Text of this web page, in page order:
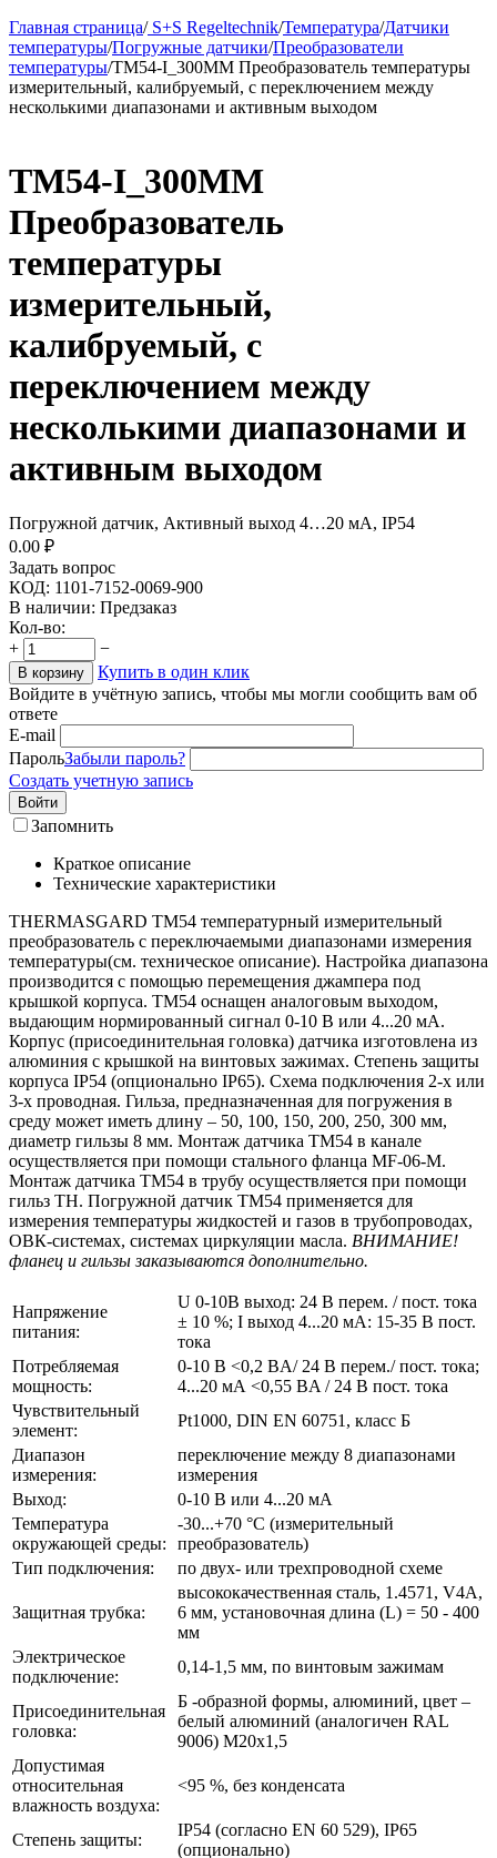
Главная страница/S+S Regeltechnik/Температура/Датчики
температуры/Погружные датчики/Преобразователи
температуры/TM54-I_300MM Преобразователь температуры
измерительный, калибруемый, с переключением между
несколькими диапазонами и активным выходом
TM54-I_300MM
Преобразователь
температуры
измерительный,
калибруемый, с
переключением между
несколькими диапазонами и
активным выходом
Погружной датчик, Активный выход 4…20 мА, IP54
0.00 ₽
Задать вопрос
КОД: 1101-7152-0069-900
В наличии: Предзаказ
Кол-во:
+
−
В корзину
Купить в один клик
Войдите в учётную запись, чтобы мы могли сообщить вам об
ответе
E-mail
ПарольЗабыли пароль?
Создать учетную запись
Войти
Запомнить
Краткое описание
Технические характеристики
THERMASGARD TM54 температурный измерительный
преобразователь с переключаемыми диапазонами измерения
температуры(см. техническое описание). Настройка диапазона
производится с помощью перемещения джампера под
крышкой корпуса. TM54 оснащен аналоговым выходом,
выдающим нормированный сигнал 0-10 В или 4...20 мА.
Корпус (присоединительная головка) датчика изготовлена из
алюминия с крышкой на винтовых зажимах. Степень защиты
корпуса IP54 (опционально IP65). Схема подключения 2-х или
3-х проводная. Гильза, предназначенная для погружения в
среду может иметь длину – 50, 100, 150, 200, 250, 300 мм,
диаметр гильзы 8 мм. Монтаж датчика TM54 в канале
осуществляется при помощи стального фланца MF-06-M.
Монтаж датчика TM54 в трубу осуществляется при помощи
гильз TH. Погружной датчик TM54 применяется для
измерения температуры жидкостей и газов в трубопроводах,
ОВК-системах, системах циркуляции масла. ВНИМАНИЕ!
фланец и гильзы заказываются дополнительно.
Напряжение
питания:
U 0-10В выход: 24 В перем. / пост. тока
± 10 %; I выход 4...20 мА: 15-35 В пост.
тока
Потребляемая
мощность:
0-10 В <0,2 ВA/ 24 В перем./ пост. тока;
4...20 мА <0,55 ВA / 24 В пост. тока
Чувствительный
элемент:
Pt1000, DIN EN 60751, класс Б
Диапазон
измерения:
переключение между 8 диапазонами
измерения
Выход:
0-10 В или 4...20 мА
Температура
окружающей среды:
-30...+70 °C (измерительный
преобразователь)
Тип подключения:
по двух- или трехпроводной схеме
Защитная трубка:
высококачественная сталь, 1.4571, V4A,
6 мм, установочная длина (L) = 50 - 400
мм
Электрическое
подключение:
0,14-1,5 мм, по винтовым зажимам
Присоединительная
головка:
Б -образной формы, алюминий, цвет –
белый алюминий (аналогичен RAL
9006) М20x1,5
Допустимая
относительная
влажность воздуха:
<95 %, без конденсата
Степень защиты:
IP54 (согласно EN 60 529), IP65
(опционально)